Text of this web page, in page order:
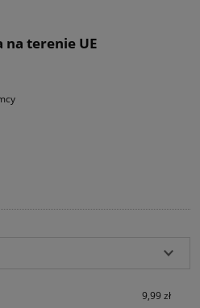
terenie UE
kosztów płatności
9,99 zł